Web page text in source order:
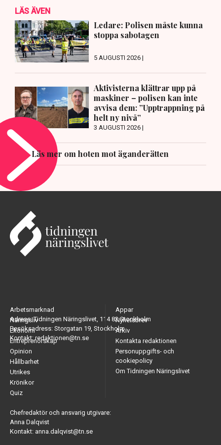
LÄS ÄVEN
Ledare: Polisen måste kunna
stoppa sabotagen
5 AUGUSTI 2026 |
Aktivisterna klättrar upp på
maskiner – polisen kan inte
avvisa dem: ”Upptrappning på
helt ny nivå”
3 AUGUSTI 2026 |
Läs mer om hoten mot äganderätten
Adress: Tidningen Näringslivet, 114 82 Stockholm
Besöksadress: Storgatan 19, Stockholm
Kontakt: redaktionen@tn.se
Arbetsmarknad
Näringsliv
Ekonomi
Entreprenörskap
Opinion
Hållbarhet
Utrikes
Krönikor
Quiz
Appar
Nyhetsbrev
Arkiv
Kontakta redaktionen
Personuppgifts- och
cookiepolicy
Om Tidningen Näringslivet
Chefredaktör och ansvarig utgivare:
Anna Dalqvist
Kontakt: anna.dalqvist@tn.se